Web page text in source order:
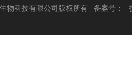
物科技有限公司版权所有 备案号：